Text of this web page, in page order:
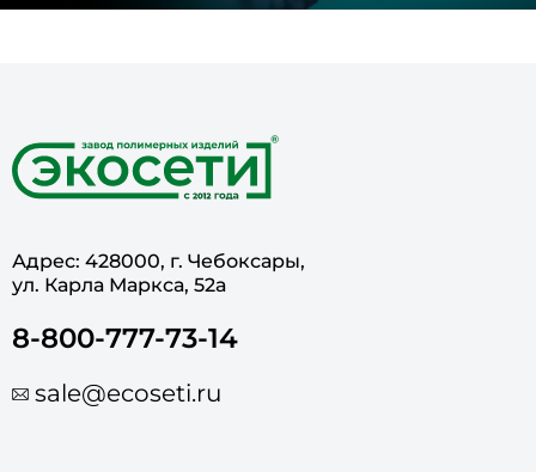
Адрес: 428000, г. Чебоксары,
ул. Карла Маркса, 52а
8-800-777-73-14
sale@ecoseti.ru